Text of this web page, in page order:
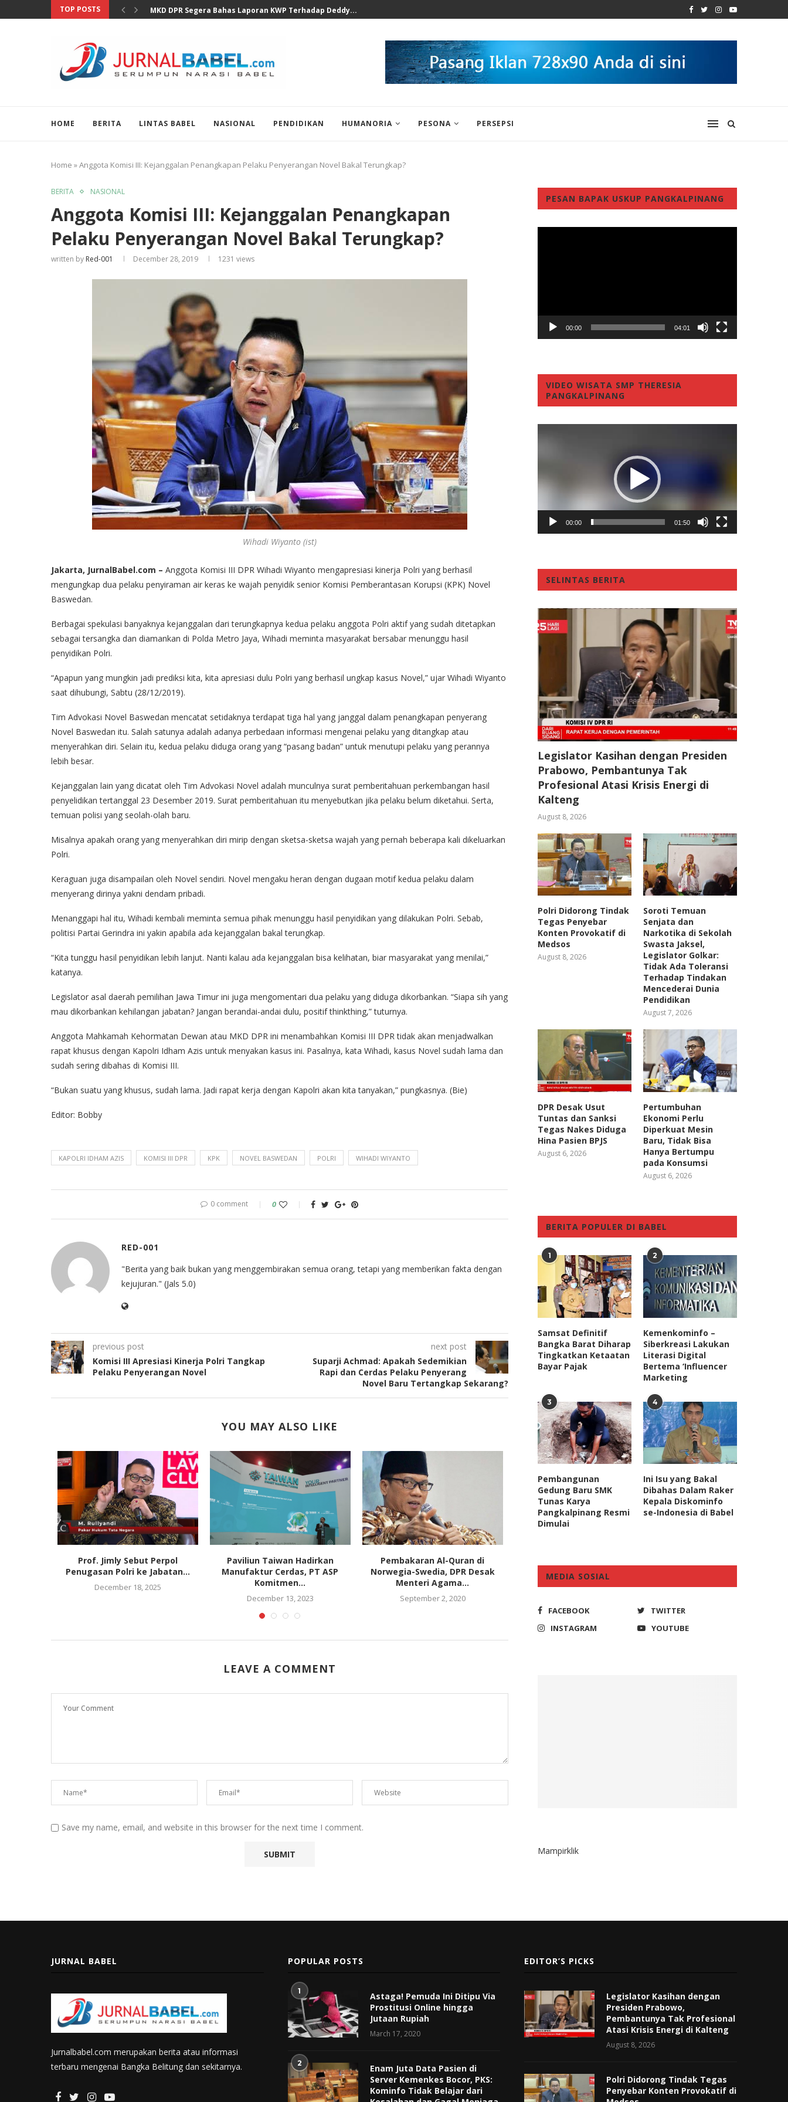
TOP POSTS MKD DPR Segera Bahas Laporan KWP Terhadap Deddy...
HOME BERITA LINTAS BABEL NASIONAL PENDIDIKAN HUMANORIA PESONA PERSEPSI
Home »Anggota Komisi III: Kejanggalan Penangkapan Pelaku Penyerangan Novel Bakal Terungkap?
BERITA NASIONAL
Anggota Komisi III: Kejanggalan Penangkapan
Pelaku Penyerangan Novel Bakal Terungkap?
written by Red-001 December 28, 2019 1231 views
Wihadi Wiyanto (ist)
Jakarta, JurnalBabel.com – Anggota Komisi III DPR Wihadi Wiyanto mengapresiasi kinerja Polri yang berhasil
mengungkap dua pelaku penyiraman air keras ke wajah penyidik senior Komisi Pemberantasan Korupsi (KPK) Novel
Baswedan.
Berbagai spekulasi banyaknya kejanggalan dari terungkapnya kedua pelaku anggota Polri aktif yang sudah ditetapkan
sebagai tersangka dan diamankan di Polda Metro Jaya, Wihadi meminta masyarakat bersabar menunggu hasil
penyidikan Polri.
“Apapun yang mungkin jadi prediksi kita, kita apresiasi dulu Polri yang berhasil ungkap kasus Novel,” ujar Wihadi Wiyanto
saat dihubungi, Sabtu (28/12/2019).
Tim Advokasi Novel Baswedan mencatat setidaknya terdapat tiga hal yang janggal dalam penangkapan penyerang
Novel Baswedan itu. Salah satunya adalah adanya perbedaan informasi mengenai pelaku yang ditangkap atau
menyerahkan diri. Selain itu, kedua pelaku diduga orang yang “pasang badan” untuk menutupi pelaku yang perannya
lebih besar.
Kejanggalan lain yang dicatat oleh Tim Advokasi Novel adalah munculnya surat pemberitahuan perkembangan hasil
penyelidikan tertanggal 23 Desember 2019. Surat pemberitahuan itu menyebutkan jika pelaku belum diketahui. Serta,
temuan polisi yang seolah-olah baru.
Misalnya apakah orang yang menyerahkan diri mirip dengan sketsa-sketsa wajah yang pernah beberapa kali dikeluarkan
Polri.
Keraguan juga disampailan oleh Novel sendiri. Novel mengaku heran dengan dugaan motif kedua pelaku dalam
menyerang dirinya yakni dendam pribadi.
Menanggapi hal itu, Wihadi kembali meminta semua pihak menunggu hasil penyidikan yang dilakukan Polri. Sebab,
politisi Partai Gerindra ini yakin apabila ada kejanggalan bakal terungkap.
“Kita tunggu hasil penyidikan lebih lanjut. Nanti kalau ada kejanggalan bisa kelihatan, biar masyarakat yang menilai,”
katanya.
Legislator asal daerah pemilihan Jawa Timur ini juga mengomentari dua pelaku yang diduga dikorbankan. “Siapa sih yang
mau dikorbankan kehilangan jabatan? Jangan berandai-andai dulu, positif thinkthing,” tuturnya.
Anggota Mahkamah Kehormatan Dewan atau MKD DPR ini menambahkan Komisi III DPR tidak akan menjadwalkan
rapat khusus dengan Kapolri Idham Azis untuk menyakan kasus ini. Pasalnya, kata Wihadi, kasus Novel sudah lama dan
sudah sering dibahas di Komisi III.
“Bukan suatu yang khusus, sudah lama. Jadi rapat kerja dengan Kapolri akan kita tanyakan,” pungkasnya. (Bie)
Editor: Bobby
KAPOLRI IDHAM AZIS KOMISI III DPR KPK NOVEL BASWEDAN POLRI WIHADI WIYANTO
0 comment 0
RED-001
"Berita yang baik bukan yang menggembirakan semua orang, tetapi yang memberikan fakta dengan
kejujuran." (Jals 5.0)
previous post
Komisi III Apresiasi Kinerja Polri Tangkap
Pelaku Penyerangan Novel
next post
Suparji Achmad: Apakah Sedemikian
Rapi dan Cerdas Pelaku Penyerang
Novel Baru Tertangkap Sekarang?
YOU MAY ALSO LIKE
Prof. Jimly Sebut Perpol
Penugasan Polri ke Jabatan...
December 18, 2025
Paviliun Taiwan Hadirkan
Manufaktur Cerdas, PT ASP
Komitmen...
December 13, 2023
Pembakaran Al-Quran di
Norwegia-Swedia, DPR Desak
Menteri Agama...
September 2, 2020
Topi Untuk Kapolri...
February 28, 2024 June 11, 2026
LEAVE A COMMENT
Save my name, email, and website in this browser for the next time I comment.
PESAN BAPAK USKUP PANGKALPINANG
00:00 04:01
VIDEO WISATA SMP THERESIA
PANGKALPINANG
00:00 01:50
SELINTAS BERITA
Legislator Kasihan dengan Presiden
Prabowo, Pembantunya Tak
Profesional Atasi Krisis Energi di
Kalteng
August 8, 2026
Polri Didorong Tindak
Tegas Penyebar
Konten Provokatif di
Medsos
August 8, 2026
Soroti Temuan
Senjata dan
Narkotika di Sekolah
Swasta Jaksel,
Legislator Golkar:
Tidak Ada Toleransi
Terhadap Tindakan
Mencederai Dunia
Pendidikan
August 7, 2026
DPR Desak Usut
Tuntas dan Sanksi
Tegas Nakes Diduga
Hina Pasien BPJS
August 6, 2026
Pertumbuhan
Ekonomi Perlu
Diperkuat Mesin
Baru, Tidak Bisa
Hanya Bertumpu
pada Konsumsi
August 6, 2026
BERITA POPULER DI BABEL
1
Samsat Definitif
Bangka Barat Diharap
Tingkatkan Ketaatan
Bayar Pajak
2
Kemenkominfo –
Siberkreasi Lakukan
Literasi Digital
Bertema ‘Influencer
Marketing
3
Pembangunan
Gedung Baru SMK
Tunas Karya
Pangkalpinang Resmi
Dimulai
4
Ini Isu yang Bakal
Dibahas Dalam Raker
Kepala Diskominfo
se-Indonesia di Babel
MEDIA SOSIAL
FACEBOOK
TWITTER
INSTAGRAM
YOUTUBE
Mampirklik
JURNAL BABEL
Jurnalbabel.com merupakan berita atau informasi
terbaru mengenai Bangka Belitung dan sekitarnya.
POPULAR POSTS
1
Astaga! Pemuda Ini Ditipu Via
Prostitusi Online hingga
Jutaan Rupiah
March 17, 2020
2
Enam Juta Data Pasien di
Server Kemenkes Bocor, PKS:
Kominfo Tidak Belajar dari
EDITOR’S PICKS
Legislator Kasihan dengan
Presiden Prabowo,
Pembantunya Tak Profesional
Atasi Krisis Energi di Kalteng
August 8, 2026
Polri Didorong Tindak Tegas
Penyebar Konten Provokatif di